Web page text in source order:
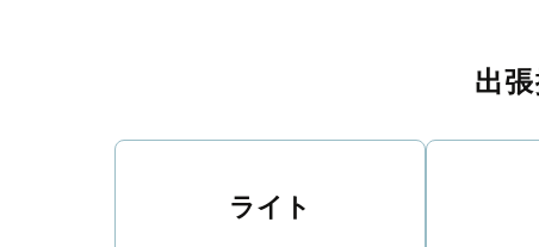
撮影後は、独自の編集技術で写真の明るさや色合いを
い。
出
ライト